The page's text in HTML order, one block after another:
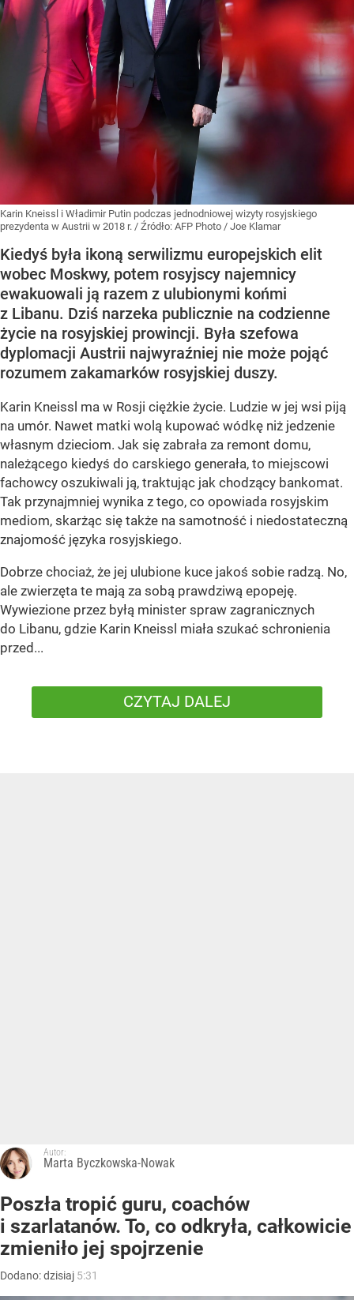
Karin Kneissl i Władimir Putin podczas jednodniowej wizyty rosyjskiego
prezydenta w Austrii w 2018 r. / Źródło: AFP Photo / Joe Klamar
Kiedyś była ikoną serwilizmu europejskich elit
wobec Moskwy, potem rosyjscy najemnicy
ewakuowali ją razem z ulubionymi końmi
z Libanu. Dziś narzeka publicznie na codzienne
życie na rosyjskiej prowincji. Była szefowa
dyplomacji Austrii najwyraźniej nie może pojąć
rozumem zakamarków rosyjskiej duszy.
Karin Kneissl ma w Rosji ciężkie życie. Ludzie w jej wsi piją
na umór. Nawet matki wolą kupować wódkę niż jedzenie
własnym dzieciom. Jak się zabrała za remont domu,
należącego kiedyś do carskiego generała, to miejscowi
fachowcy oszukiwali ją, traktując jak chodzący bankomat.
Tak przynajmniej wynika z tego, co opowiada rosyjskim
mediom, skarżąc się także na samotność i niedostateczną
znajomość języka rosyjskiego.
Dobrze chociaż, że jej ulubione kuce jakoś sobie radzą. No,
ale zwierzęta te mają za sobą prawdziwą epopeję.
Wywiezione przez byłą minister spraw zagranicznych
do Libanu, gdzie Karin Kneissl miała szukać schronienia
przed...
CZYTAJ DALEJ
Autor:
Marta Byczkowska-Nowak
Poszła tropić guru, coachów
i szarlatanów. To, co odkryła, całkowicie
zmieniło jej spojrzenie
Dodano:dzisiaj 5:31